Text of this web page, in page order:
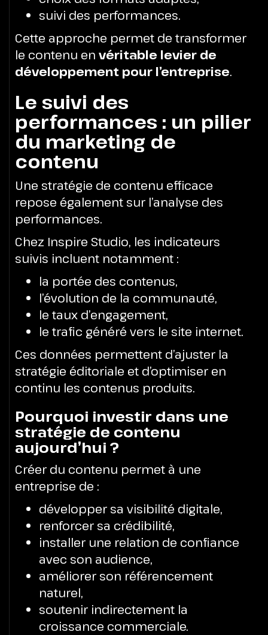
suivi des performances.
Cette approche permet de transformer
le contenu en véritable levier de
développement pour l’entreprise.
Le suivi des
performances : un pilier
du marketing de
contenu
Une stratégie de contenu efficace
repose également sur l’analyse des
performances.
Chez Inspire Studio, les indicateurs
suivis incluent notamment :
la portée des contenus,
l’évolution de la communauté,
le taux d’engagement,
le trafic généré vers le site internet.
Ces données permettent d’ajuster la
stratégie éditoriale et d’optimiser en
continu les contenus produits.
Pourquoi investir dans une
stratégie de contenu
aujourd’hui ?
Créer du contenu permet à une
entreprise de :
développer sa visibilité digitale,
renforcer sa crédibilité,
installer une relation de confiance
avec son audience,
améliorer son référencement
naturel,
soutenir indirectement la
croissance commerciale.